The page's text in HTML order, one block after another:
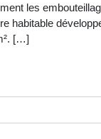
les
habitable
[…]